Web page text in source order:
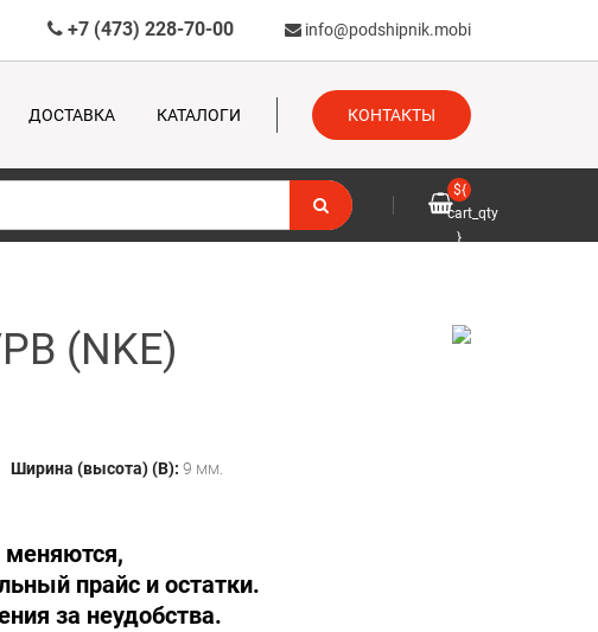
+7 (473) 228-70-00 info@podshipnik.mobi
ДОСТАВКА КАТАЛОГИ КОНТАКТЫ
${
cart_qty
}
(NKE)
Ширина (высота) (B): 9 мм.
прайс и остатки.
за неудобства.